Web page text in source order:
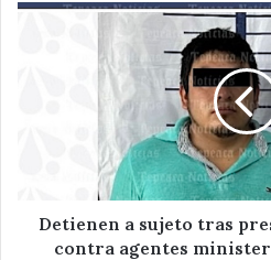
Detienen
ministeriales
Detienen a sujeto tras
contra agentes